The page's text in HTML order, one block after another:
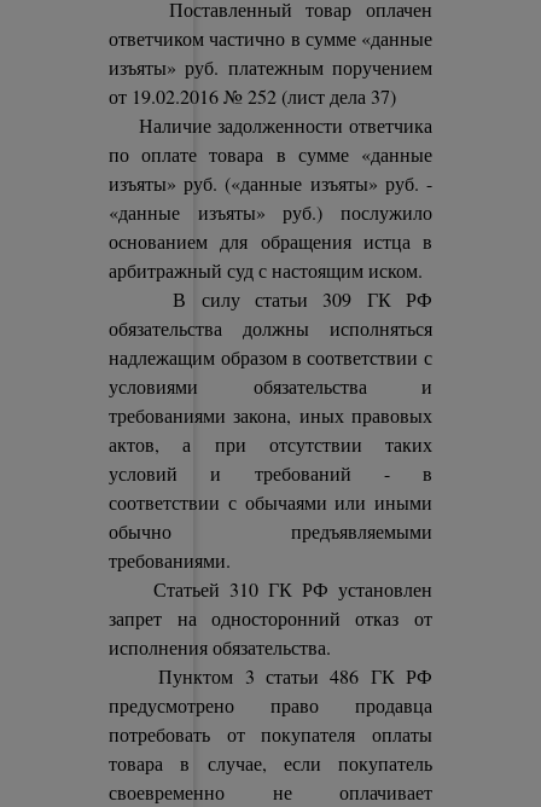
Поставленный товар оплачен
ответчиком частично в сумме «данные
изъяты» руб. платежным поручением
от 19.02.2016 № 252 (лист дела 37)
Наличие задолженности ответчика
по оплате товара в сумме «данные
изъяты» руб. («данные изъяты» руб. -
«данные изъяты» руб.) послужило
основанием для обращения истца в
арбитражный суд с настоящим иском.
В силу статьи 309 ГК РФ
обязательства должны исполняться
надлежащим образом в соответствии с
условиями обязательства и
требованиями закона, иных правовых
актов, а при отсутствии таких
условий и требований - в
соответствии с обычаями или иными
обычно предъявляемыми
требованиями.
Статьей 310 ГК РФ установлен
запрет на односторонний отказ от
исполнения обязательства.
Пунктом 3 статьи 486 ГК РФ
предусмотрено право продавца
потребовать от покупателя оплаты
товара в случае, если покупатель
своевременно не оплачивает